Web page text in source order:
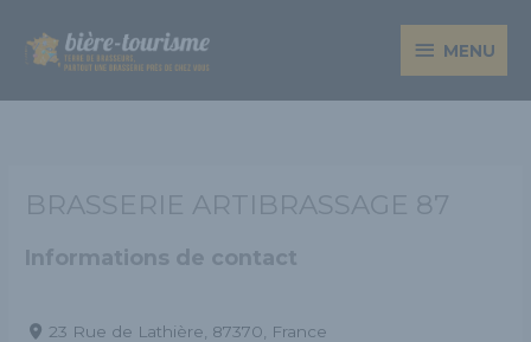
contenu
MENU
MENU
BRASSERIE ARTIBRASSAGE 87
Informations de contact
23 Rue de Lathière, 87370, France